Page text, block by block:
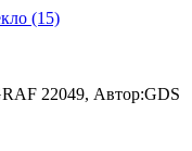
(15)
22049, Автор:GDS